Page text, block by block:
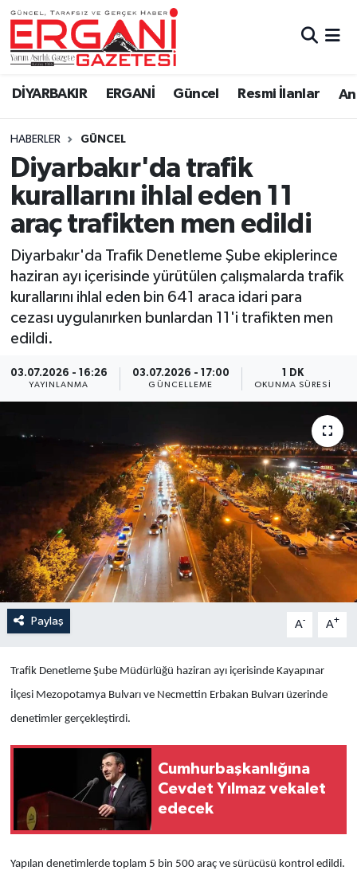
DİYARBAKIR ERGANİ Güncel Resmi İlanlar
HABERLER GÜNCEL
Diyarbakır'da trafik
kurallarını ihlal eden 11
araç trafikten men edildi
Diyarbakır'da Trafik Denetleme Şube ekiplerince
haziran ayı içerisinde yürütülen çalışmalarda trafik
kurallarını ihlal eden bin 641 araca idari para
cezası uygulanırken bunlardan 11'i trafikten men
edildi.
03.07.2026 - 16:26
YAYINLANMA
03.07.2026 - 17:00
GÜNCELLEME
1 DK
OKUNMA SÜRESI
Paylaş A- A+
Trafik Denetleme Şube Müdürlüğü haziran ayı içerisinde Kayapınar
İlçesi Mezopotamya Bulvarı ve Necmettin Erbakan Bulvarı üzerinde
denetimler gerçekleştirdi.
Cumhurbaşkanlığına
Cevdet Yılmaz vekalet
edecek
Yapılan denetimlerde toplam 5 bin 500 araç ve sürücüsü kontrol edildi.
DİYARBAKIR
BİSMİL
BAĞLAR
ERGANİ
Güncel
Eği̇ti̇m
Resmi İlanlar
Sağlık
Si̇yaset
Spor
Yaşam
Bi̇li̇m & Teknoloji̇
Dünya
Eği̇ti̇m
Ergani Nöbetçi Eczaneler
Ergani Hava Durumu
Ergani Trafik Yoğunluk Haritası
Süper Lig Puan Durumu ve Fikstür
Tüm Manşetler
Son Dakika Haberleri
Haber Arşivi